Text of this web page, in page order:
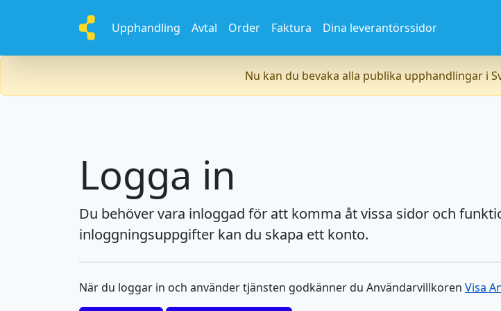
Upphandling Avtal Order Faktura Dina leverantörssidor
Nu kan du bevaka alla publika upphandlingar i
Logga in
Du behöver vara inloggad för att komma åt vissa sidor och
inloggningsuppgifter kan du skapa ett konto.
När du loggar in och använder tjänsten godkänner du Användarvillkoren Visa